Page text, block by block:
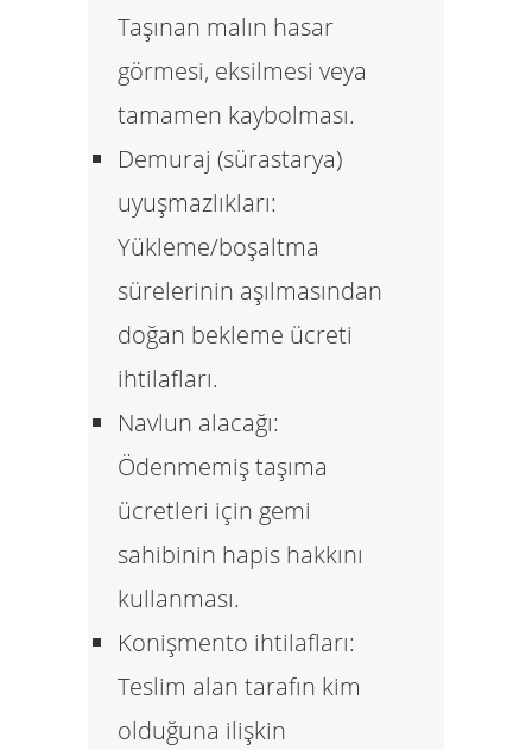
Taşınan malın hasar
görmesi, eksilmesi veya
tamamen kaybolması.
Demuraj (sürastarya)
uyuşmazlıkları:
Yükleme/boşaltma
sürelerinin aşılmasından
doğan bekleme ücreti
ihtilafları.
Navlun alacağı:
Ödenmemiş taşıma
ücretleri için gemi
sahibinin hapis hakkını
kullanması.
Konişmento ihtilafları:
Teslim alan tarafın kim
olduğuna ilişkin